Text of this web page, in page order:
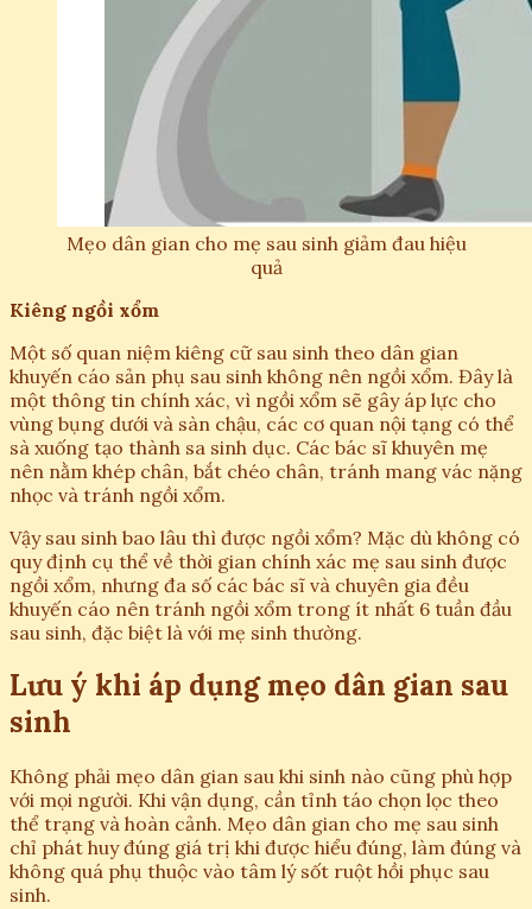
Mẹo dân gian cho mẹ sau sinh giảm đau hiệu
quả
Kiêng ngồi xổm
Một số quan niệm kiêng cữ sau sinh theo dân gian
khuyến cáo sản phụ sau sinh không nên ngồi xổm. Đây là
một thông tin chính xác, vì ngồi xổm sẽ gây áp lực cho
vùng bụng dưới và sàn chậu, các cơ quan nội tạng có thể
sà xuống tạo thành sa sinh dục. Các bác sĩ khuyên mẹ
nên nằm khép chân, bắt chéo chân, tránh mang vác nặng
nhọc và tránh ngồi xổm.
Vậy sau sinh bao lâu thì được ngồi xổm? Mặc dù không có
quy định cụ thể về thời gian chính xác mẹ sau sinh được
ngồi xổm, nhưng đa số các bác sĩ và chuyên gia đều
khuyến cáo nên tránh ngồi xổm trong ít nhất 6 tuần đầu
sau sinh, đặc biệt là với mẹ sinh thường.
Lưu ý khi áp dụng mẹo dân gian sau
sinh
Không phải mẹo dân gian sau khi sinh nào cũng phù hợp
với mọi người. Khi vận dụng, cần tỉnh táo chọn lọc theo
thể trạng và hoàn cảnh. Mẹo dân gian cho mẹ sau sinh
chỉ phát huy đúng giá trị khi được hiểu đúng, làm đúng và
không quá phụ thuộc vào tâm lý sốt ruột hồi phục sau
sinh.